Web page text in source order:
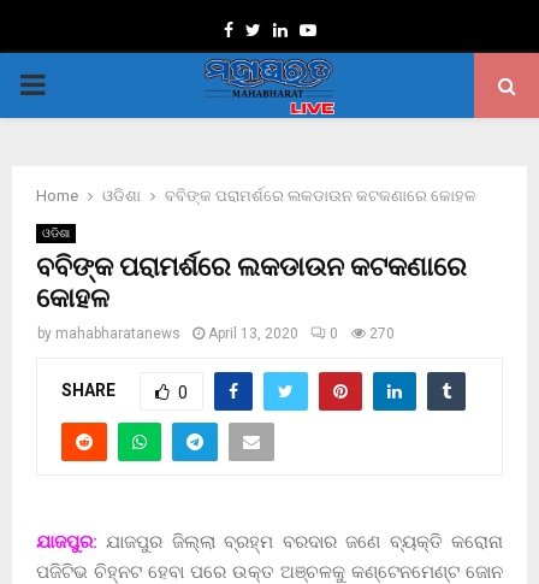
Facebook
TwitterLinkedinYoutube
PRIMARY
Home ଓଡିଶା ବବିଙ୍କ ପରାମର୍ଶରେ ଲକଡାଉନ କଟକଣାରେ କୋହଳ
ଓଡିଶା
ବବିଙ୍କ ପରାମର୍ଶରେ ଲକଡାଉନ କଟକଣାରେ
କୋହଳ
by mahabharatanews April 13, 2020 0 270
SHARE 0
ଯାଜପୁର: ଯାଜପୁର ଜିଲ୍ଲା ବ୍ରହ୍ମ ବରଦାର ଜଣେ ବ୍ୟକ୍ତି କରୋନା
ପଜିଟିଭ ଚିହ୍ନଟ ହେବା ପରେ ଉକ୍ତ ଅଞ୍ଚଳକୁ କଣ୍ଟେନମେଣ୍ଟ ଜୋନ